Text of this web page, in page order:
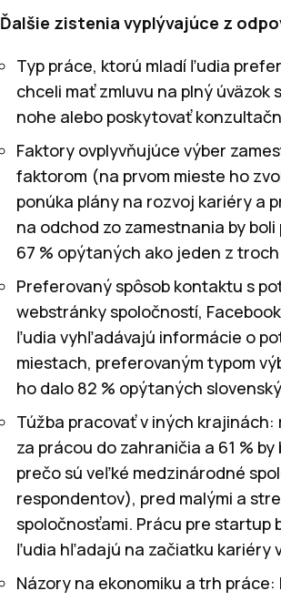
Ďalšie zistenia vyplývajúce z
Typ práce, ktorú mladí ľudia
chceli mať zmluvu na plný
nohe alebo poskytovať
Faktory ovplyvňujúce výber
faktorom (na prvom mieste ho
ponúka plány na rozvoj kariéry a
na odchod zo zamestnania by
67 % opýtaných ako jeden z
Preferovaný spôsob kontaktu s
webstránky spoločností,
ľudia vyhľadávajú informácie o
miestach, preferovaným typom
ho dalo 82 % opýtaných
Túžba pracovať v iných
za prácou do zahraničia a 61 %
prečo sú veľké medzinárodné
respondentov), pred malými a
spoločnosťami. Prácu pre startup
ľudia hľadajú na začiatku kariéry
Názory na ekonomiku a trh